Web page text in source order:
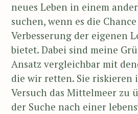
neues Leben in einem
suchen, wenn es die
Verbesserung der eigenen
bietet. Dabei sind meine
Ansatz vergleichbar mit
die wir retten. Sie riskieren
Versuch das Mittelmeer zu
der Suche nach einer